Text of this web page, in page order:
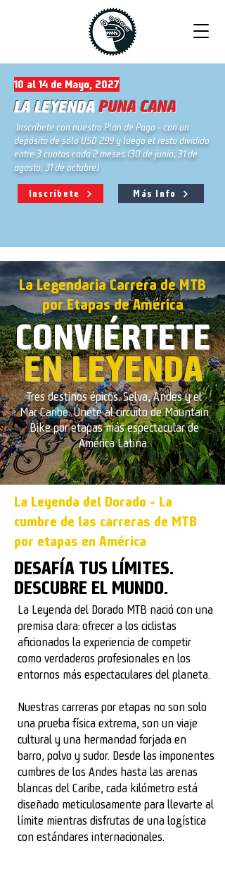
10 al 14 de Mayo, 2027
LA LEYENDAPUNA CANA
Inscríbete con nuestro Plan de Pago - con un
depósito de sólo USD 299 y luego el resto dividido
entre 3 cuotas cada 2 meses (30 de junio, 31 de
agosto, 31 de octubre)
Inscríbete Más Info
La Legendaria Carrera de MTB
por Etapas de América
CONVIÉRTETE
ENLEYENDA
Tres destinos épicos. Selva, Andes y el
Mar Caribe. Únete al circuito de Mountain
Bike por etapas más espectacular de
América Latina.
La Leyenda del Dorado - La
cumbre de las carreras de MTB
por etapas en América
DESAFÍA TUS LÍMITES.
DESCUBRE EL MUNDO.
La Leyenda del Dorado MTB nació con una
premisa clara: ofrecer a los ciclistas
aficionados la experiencia de competir
como verdaderos profesionales en los
entornos más espectaculares del planeta.
Nuestras carreras por etapas no son solo
una prueba física extrema, son un viaje
cultural y una hermandad forjada en
barro, polvo y sudor. Desde las imponentes
cumbres de los Andes hasta las arenas
blancas del Caribe, cada kilómetro está
diseñado meticulosamente para llevarte al
límite mientras disfrutas de una logística
con estándares internacionales.